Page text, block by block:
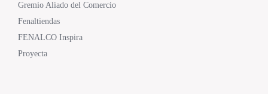
Gremio Aliado del Comercio
Fenaltiendas
FENALCO Inspira
Proyecta